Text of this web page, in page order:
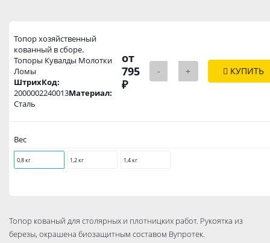
Топор хозяйственный
кованный в сборе.
Топоры Кувалды Молотки
Ломы
ШтрихКод:
2000002240013Материал:
Сталь
от
795
₽
- + КУПИТЬ
Вес
0,8 кг 1,2 кг 1,4 кг
Топор кованый для столярных и плотницких работ. Рукоятка из
березы, окрашена биозащитным составом Вупротек.